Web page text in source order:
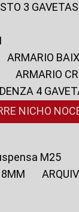
3
ARMARIO
ARMARIO
4
NICHO
M25